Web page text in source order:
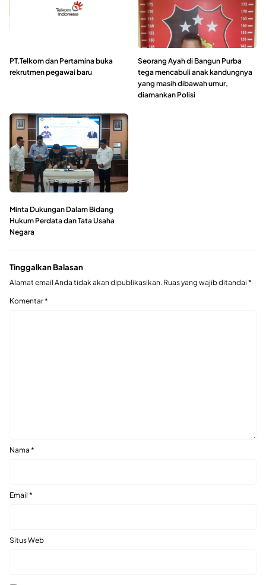
PT.Telkom dan Pertamina buka
rekrutmen pegawai baru
Seorang Ayah di Bangun Purba
tega mencabuli anak kandungnya
yang masih dibawah umur,
diamankan Polisi
Minta Dukungan Dalam Bidang
Hukum Perdata dan Tata Usaha
Negara
Tinggalkan Balasan
Alamat email Anda tidak akan dipublikasikan. Ruas yang wajib ditandai *
Komentar*
Nama *
Email *
Situs Web